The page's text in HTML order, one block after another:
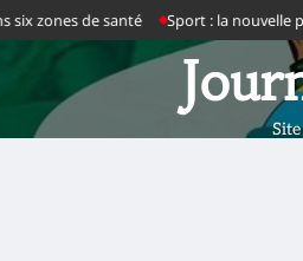
zones de santé Sport : la nouvelle